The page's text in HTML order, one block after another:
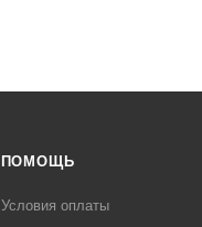
ПОМОЩЬ
Условия оплаты